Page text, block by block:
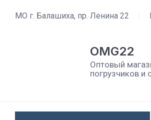
МО г. Балашиха, пр. Ленина 22
OMG22
Оптовый
погрузчиков и